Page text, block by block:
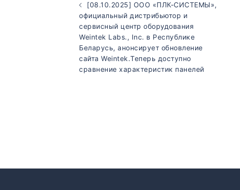
[08.10.2025] ООО «ПЛК-СИСТЕМЫ»,
официальный дистрибьютор и
сервисный центр оборудования
Weintek Labs., Inc. в Республике
Беларусь, анонсирует обновление
сайта Weintek.Теперь доступно
сравнение характеристик панелей